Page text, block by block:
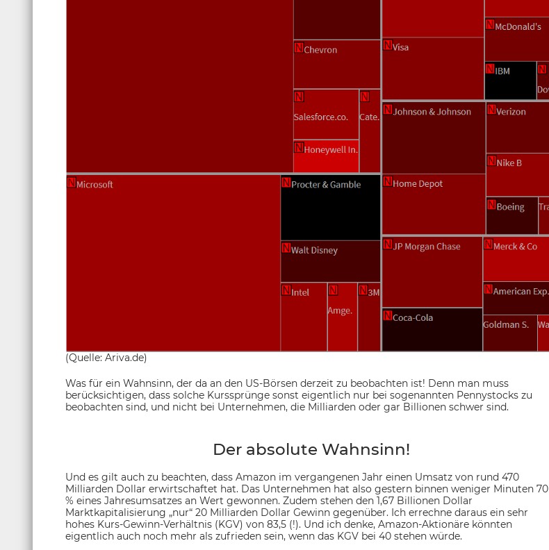
(Quelle: Ariva.de)
Was für ein Wahnsinn, der da an den US-Börsen derzeit zu beobachten ist! Denn man muss
berücksichtigen, dass solche Kurssprünge sonst eigentlich nur bei sogenannten Pennystocks zu
beobachten sind, und nicht bei Unternehmen, die Milliarden oder gar Billionen schwer sind.
Der absolute Wahnsinn!
Und es gilt auch zu beachten, dass Amazon im vergangenen Jahr einen Umsatz von rund 470
Milliarden Dollar erwirtschaftet hat. Das Unternehmen hat also gestern binnen weniger Minuten 70
% eines Jahresumsatzes an Wert gewonnen. Zudem stehen den 1,67 Billionen Dollar
Marktkapitalisierung „nur“ 20 Milliarden Dollar Gewinn gegenüber. Ich errechne daraus ein sehr
hohes Kurs-Gewinn-Verhältnis (KGV) von 83,5 (!). Und ich denke, Amazon-Aktionäre könnten
eigentlich auch noch mehr als zufrieden sein, wenn das KGV bei 40 stehen würde.